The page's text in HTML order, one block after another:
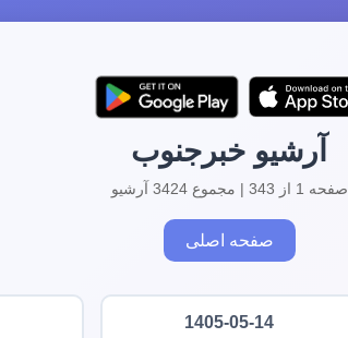
آرشیو خبرجنوب
صفحه 1 از 343 | مجموع 3424 آرشیو
صفحه اصلی
1405-05-14